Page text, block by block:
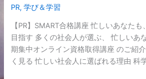
PR,学び＆学習
【PR】SMART合格講座 忙しいあなた
目指す 多くの社会人が選ぶ、 忙しいあ
期集中オンライン資格取得講座 のご紹
く見る 忙しい社会人に選ばれる理由 科
格
講
座